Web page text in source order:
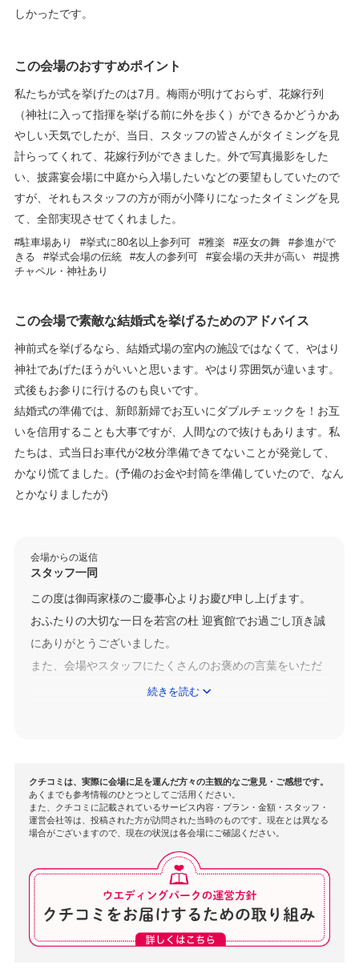
しかったです。
この会場のおすすめポイント
私たちが式を挙げたのは7月。梅雨が明けておらず、花嫁行列
（神社に入って指揮を挙げる前に外を歩く）ができるかどうかあ
やしい天気でしたが、当日、スタッフの皆さんがタイミングを見
計らってくれて、花嫁行列ができました。外で写真撮影をした
い、披露宴会場に中庭から入場したいなどの要望もしていたので
すが、それもスタッフの方が雨が小降りになったタイミングを見
て、全部実現させてくれました。
駐車場あり 挙式に80名以上参列可 雅楽 巫女の舞
参進がで
きる
挙式会場の伝統 友人の参列可 宴会場の天井が高い
提携
チャペル・神社あり
この会場で素敵な結婚式を挙げるためのアドバイス
神前式を挙げるなら、結婚式場の室内の施設ではなくて、やはり
神社であげたほうがいいと思います。やはり雰囲気が違います。
式後もお参りに行けるのも良いです。
結婚式の準備では、新郎新婦でお互いにダブルチェックを！お互
いを信用することも大事ですが、人間なので抜けもあります。私
たちは、式当日お車代が2枚分準備できてないことが発覚して、
かなり慌てました。(予備のお金や封筒を準備していたので、なん
とかなりましたが)
会場からの返信
スタッフ一同
この度は御両家様のご慶事心よりお慶び申し上げます。
おふたりの大切な一日を若宮の杜 迎賓館でお過ごし頂き誠
にありがとうございました。
また、会場やスタッフにたくさんのお褒めの言葉をいただ
おります。
本当にありがとうございました。
当日晴れ間が見えたのも、きっと願いが天に届いたからで
そして、若宮八幡社ならびに若宮の杜 迎賓館は「帰ってこ
られる場所」としてあり続けますので、いつでもお気軽に
お立ち寄りくださいませ。
続きを読む
クチコミは、実際に会場に足を運んだ方々の主観的なご意見・ご感想です。
あくまでも参考情報のひとつとしてご活用ください。
また、クチコミに記載されているサービス内容・プラン・金額・スタッフ・
運営会社等は、投稿された方が訪問された当時のものです。現在とは異なる
場合がございますので、現在の状況は各会場にご確認ください。